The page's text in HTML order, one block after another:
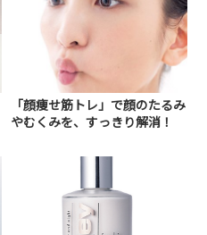
「顔痩せ筋トレ」で顔のたるみ
やむくみを、すっきり解消！